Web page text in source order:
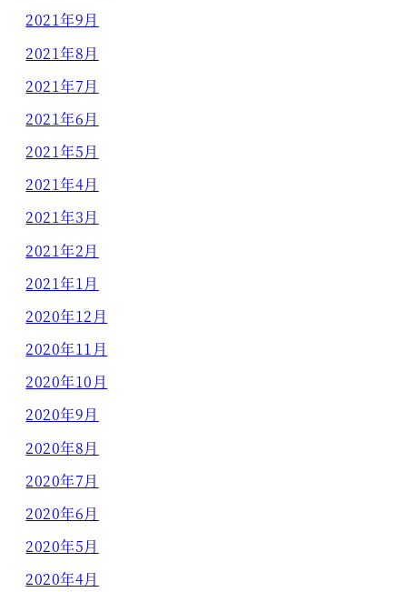
2021年9月
2021年8月
2021年7月
2021年6月
2021年5月
2021年4月
2021年3月
2021年2月
2021年1月
2020年12月
2020年11月
2020年10月
2020年9月
2020年8月
2020年7月
2020年6月
2020年5月
2020年4月